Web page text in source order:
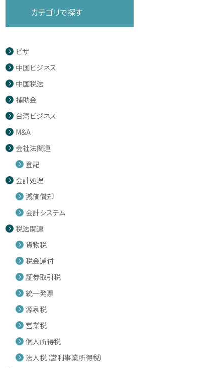
カテゴリで探す
ビザ
中国ビジネス
中国税法
補助金
台湾ビジネス
M&A
会社法関連
登記
会計処理
減価償却
会計システム
税法関連
貨物税
税金還付
証券取引税
統一発票
源泉税
営業税
個人所得税
法人税（営利事業所得税）